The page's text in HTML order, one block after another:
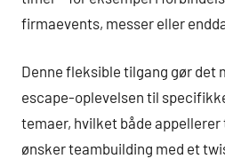
firmaevents, messer eller
Denne fleksible tilgang gør
escape-oplevelsen til
temaer, hvilket både
ønsker teambuilding med et